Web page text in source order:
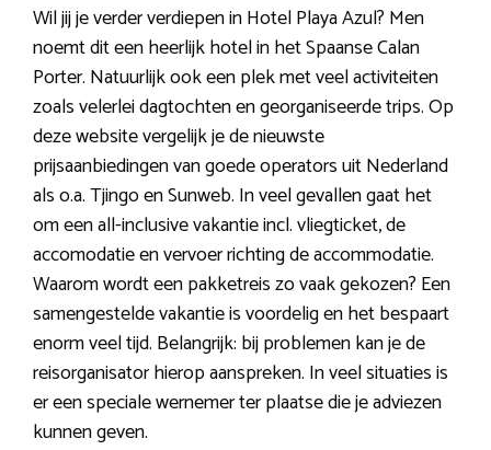
Wil jij je verder verdiepen in Hotel Playa Azul? Men
noemt dit een heerlijk hotel in het Spaanse Calan
Porter. Natuurlijk ook een plek met veel activiteiten
zoals velerlei dagtochten en georganiseerde trips. Op
deze website vergelijk je de nieuwste
prijsaanbiedingen van goede operators uit Nederland
als o.a. Tjingo en Sunweb. In veel gevallen gaat het
om een all-inclusive vakantie incl. vliegticket, de
accomodatie en vervoer richting de accommodatie.
Waarom wordt een pakketreis zo vaak gekozen? Een
samengestelde vakantie is voordelig en het bespaart
enorm veel tijd. Belangrijk: bij problemen kan je de
reisorganisator hierop aanspreken. In veel situaties is
er een speciale wernemer ter plaatse die je adviezen
kunnen geven.